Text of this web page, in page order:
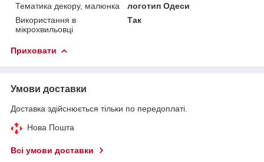
Тематика декору, малюнка
логотип Одеси
Використання в
мікрохвильовці
Так
Приховати
Умови доставки
Доставка здійснюється тільки по передоплаті.
Нова Пошта
Всі умови доставки